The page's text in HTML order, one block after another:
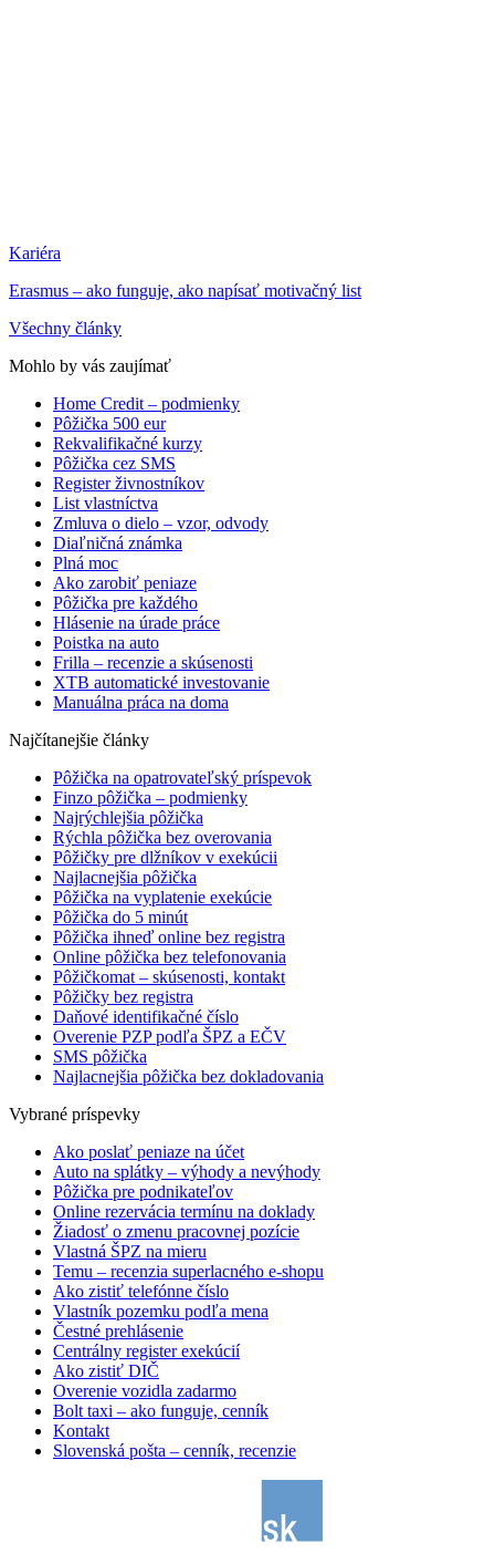
Kariéra
Erasmus – ako funguje, ako napísať motivačný list
Všechny články
Mohlo by vás zaujímať
Home Credit – podmienky
Pôžička 500 eur
Rekvalifikačné kurzy
Pôžička cez SMS
Register živnostníkov
List vlastníctva
Zmluva o dielo – vzor, odvody
Diaľničná známka
Plná moc
Ako zarobiť peniaze
Pôžička pre každého
Hlásenie na úrade práce
Poistka na auto
Frilla – recenzie a skúsenosti
XTB automatické investovanie
Manuálna práca na doma
Najčítanejšie články
Pôžička na opatrovateľský príspevok
Finzo pôžička – podmienky
Najrýchlejšia pôžička
Rýchla pôžička bez overovania
Pôžičky pre dlžníkov v exekúcii
Najlacnejšia pôžička
Pôžička na vyplatenie exekúcie
Pôžička do 5 minút
Pôžička ihneď online bez registra
Online pôžička bez telefonovania
Pôžičkomat – skúsenosti, kontakt
Pôžičky bez registra
Daňové identifikačné číslo
Overenie PZP podľa ŠPZ a EČV
SMS pôžička
Najlacnejšia pôžička bez dokladovania
Vybrané príspevky
Ako poslať peniaze na účet
Auto na splátky – výhody a nevýhody
Pôžička pre podnikateľov
Online rezervácia termínu na doklady
Žiadosť o zmenu pracovnej pozície
Vlastná ŠPZ na mieru
Temu – recenzia superlacného e-shopu
Ako zistiť telefónne číslo
Vlastník pozemku podľa mena
Čestné prehlásenie
Centrálny register exekúcií
Ako zistiť DIČ
Overenie vozidla zadarmo
Bolt taxi – ako funguje, cenník
Kontakt
Slovenská pošta – cenník, recenzie